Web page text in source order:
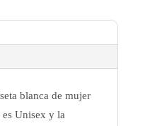
blanca de mujer
es Unisex y la